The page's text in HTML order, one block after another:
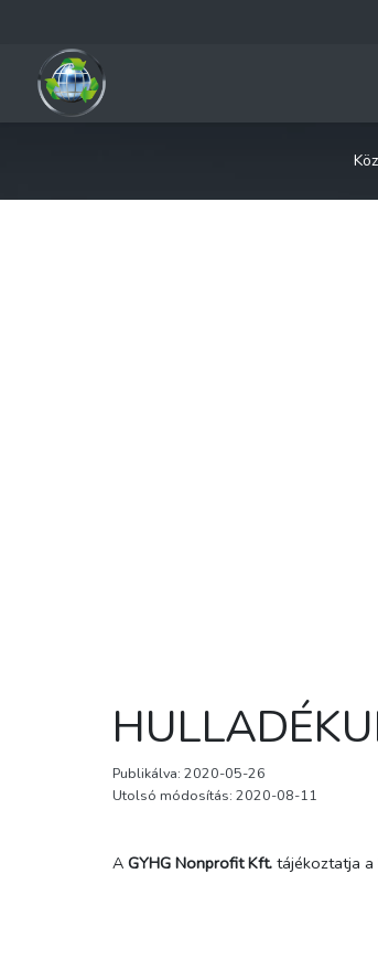
Publikálva: 2020-05-26
Utolsó módosítás: 2020-08-11
A GYHG Nonprofit Kft. tájékoztatja